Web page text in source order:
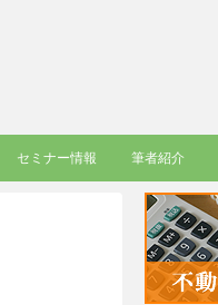
セミナー情報 筆者紹介